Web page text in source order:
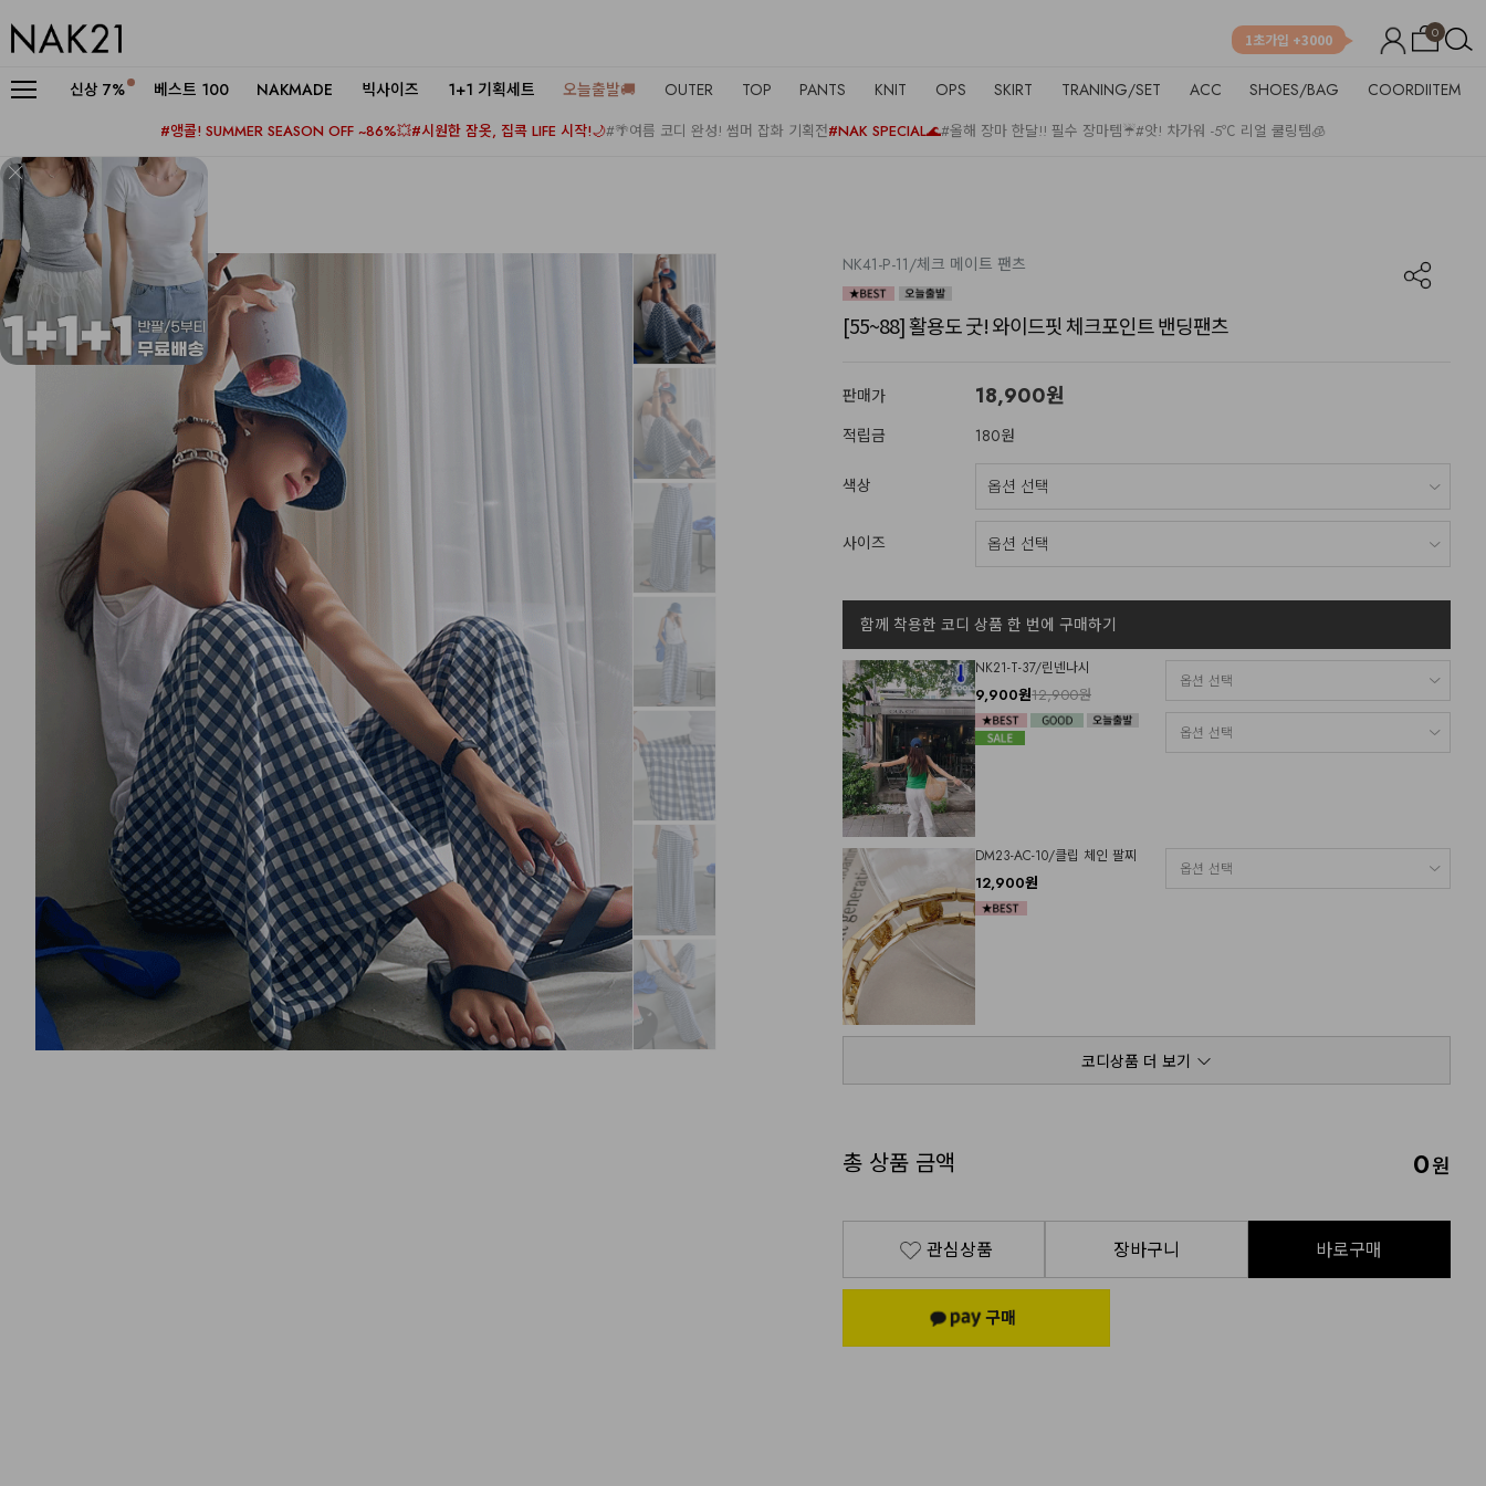
0
1초가입 +3000
신상 7% 베스트 100 NAKMADE 빅사이즈 1+1 기획세트 오늘출발🚚 OUTER TOP PANTS KNIT OPS SKIRT TRANING/SET ACC SHOES/BAG COORDIITEM
#앵콜! SUMMER SEASON OFF ~86%💥#시원한 잠옷, 집콕 LIFE 시작!🌙#🌴여름 코디 완성! 썸머 잡화 기획전#NAK SPECIAL🌊#올해 장마 한달!! 필수 장마템☔#앗! 차가워 -5℃ 리얼 쿨링템🧊
NK41-P-11/체크 메이트 팬츠
[55~88] 활용도 굿! 와이드핏 체크포인트 밴딩팬츠
판매가 18,900원
적립금 180원
색상
사이즈
함께 착용한 코디 상품 한 번에 구매하기
NK21-T-37/린넨나시
9,900원12,900원
DM23-AC-10/클립 체인 팔찌
12,900원
코디상품 더 보기
총 상품 금액 0원
관심상품 장바구니 바로구매